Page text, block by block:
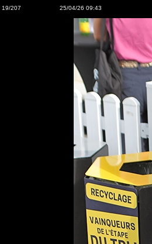
19/207 25/04/26 09:43